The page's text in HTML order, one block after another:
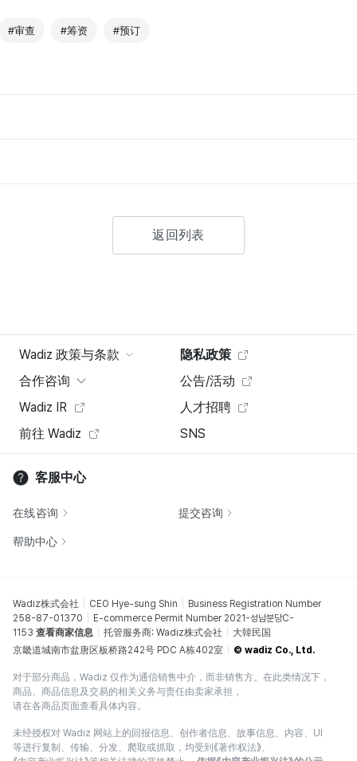
#审查 #筹资 #预订
返回列表
Wadiz 政策与条款
隐私政策
合作咨询
公告/活动
Wadiz IR
人才招聘
前往 Wadiz
SNS
客服中心
在线咨询 提交咨询
帮助中心
Wadiz株式会社 CEO Hye-sung Shin
Business Registration Number
258-87-01370
E-commerce Permit Number 2021-성남분당C-
1153 查看商家信息 托管服务商: Wadiz株式会社
大韓民国
京畿道城南市盆唐区板桥路242号 PDC A栋402室
© wadiz Co., Ltd.
对于部分商品，Wadiz 仅作为通信销售中介，而非销售方。在此类情况下，
商品、商品信息及交易的相关义务与责任由卖家承担，
请在各商品页面查看具体内容。
未经授权对 Wadiz 网站上的回报信息、创作者信息、故事信息、内容、UI
等进行复制、传输、分发、爬取或抓取，均受到《著作权法》、